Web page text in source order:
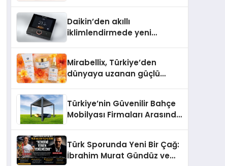
Daikin’den akıllı
iklimlendirmede yeni
Mirabellix, Türkiye’den
dünyaya uzanan güçlü
Türkiye’nin Güvenilir Bahçe
Mobilyası Firmaları Arasında
Türk Sporunda Yeni Bir Çağ:
İbrahim Murat Gündüz ve